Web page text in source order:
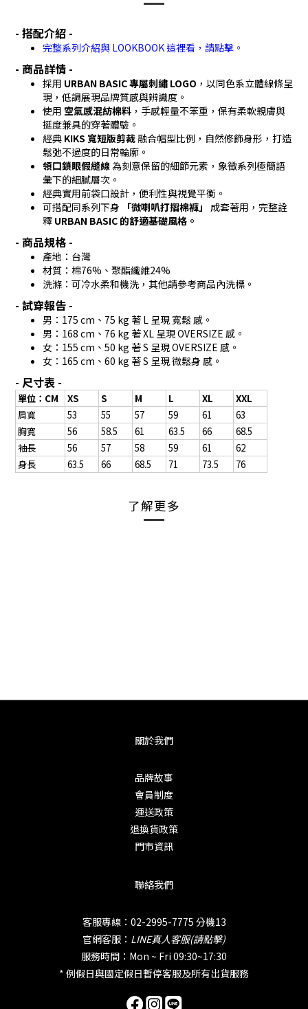
- 搭配介紹 -
完整系列介紹與 LOOKBOOK 這裡看，請點擊。
- 商品詳情 -
採用 URBAN BASIC 專屬刺繡 LOGO ，以同色系立體線條呈
現，低調展現品牌質感與辨識度。
使用 空氣感混紡棉料 ，手感輕量不笨重，保有柔軟親膚與
挺度兼具的穿著體驗。
經典 KIKS 寬短版剪裁 融合帽型比例，自然修飾身形，打造
鬆弛不過度的日常輪廓。
領口鎖眼假縫線為刻意保留的細節元素，象徵系列極簡語
彙下的細膩層次。
經典實用前袋口設計 ，便利性與視覺平衡。
可搭配同系列下身
「微喇叭打摺棉褲」 成套著用，完整詮
釋 URBAN BASIC 的舒適基礎風格。
- 商品規格 -
產地：台灣
材質：棉76%、聚酯纖維24%
洗滌：可冷水柔和機洗，其他請參考商品內洗標。
- 試穿報告 -
男：175 cm、75 kg 著 L 呈現 寬鬆 感。
男：168 cm、76 kg 著 XL 呈現 OVERSIZE 感。
女：155 cm、50 kg 著 S 呈現 OVERSIZE 感。
女：165 cm、60 kg 著 S 呈現 微鬆身 感。
- 尺寸表 -
單位：CM XS S M L XL
XXL
肩寬
53 55 57 59 61
63
胸寬
56 58.5 61 63.5 66
68.5
袖長
56 57 58 59 61
62
身長
63.5 66 68.5 71 73.5 76
了解更多
關於我們
品牌故事
會員制度
運送政策
退換貨政策
門市資訊
聯絡我們
客服專線：02-2995-7775 分機13
官網客服： LINE真人客服(請點擊)
服務時間：Mon ~ Fri 09:30~17:30
* 例假日與國定假日暫停客服及所有出貨服務